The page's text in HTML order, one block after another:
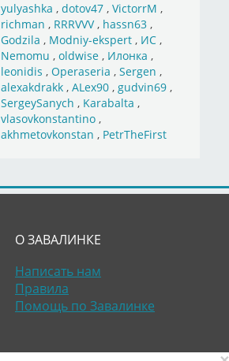
yulyashka , dotov47, VictorrM ,
richman , RRRVVV, hassn63,
Godzila , Modniy-ekspert, ИС,
Nemomu , oldwise, Илонка ,
leonidis , Operaseria , Sergen ,
alexakdrakk, ALex90, gudvin69,
SergeySanych , Karabalta ,
vlasovkonstantino,
akhmetovkonstan , PetrTheFirst
О ЗАВАЛИНКЕ
Написать нам
Правила
Помощь по Завалинке